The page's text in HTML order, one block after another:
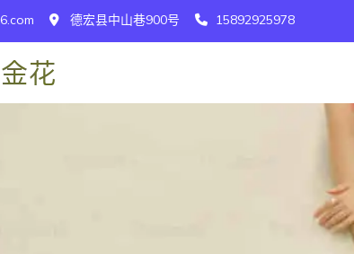
德宏县中山巷900号 15892925978